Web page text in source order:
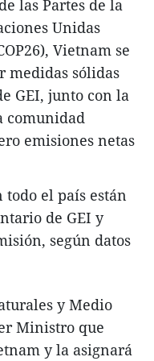
las Partes de la
Unidas
Vietnam se
medidas sólidas
GEI, junto con la
comunidad
emisiones netas
todo el país están
de GEI y
según datos
y Medio
Ministro que
y la asignará